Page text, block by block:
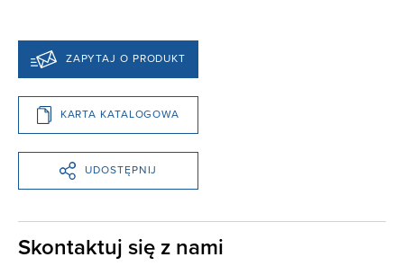
ZAPYTAJ O PRODUKT
KARTA KATALOGOWA
UDOSTĘPNIJ
Skontaktuj się z nami